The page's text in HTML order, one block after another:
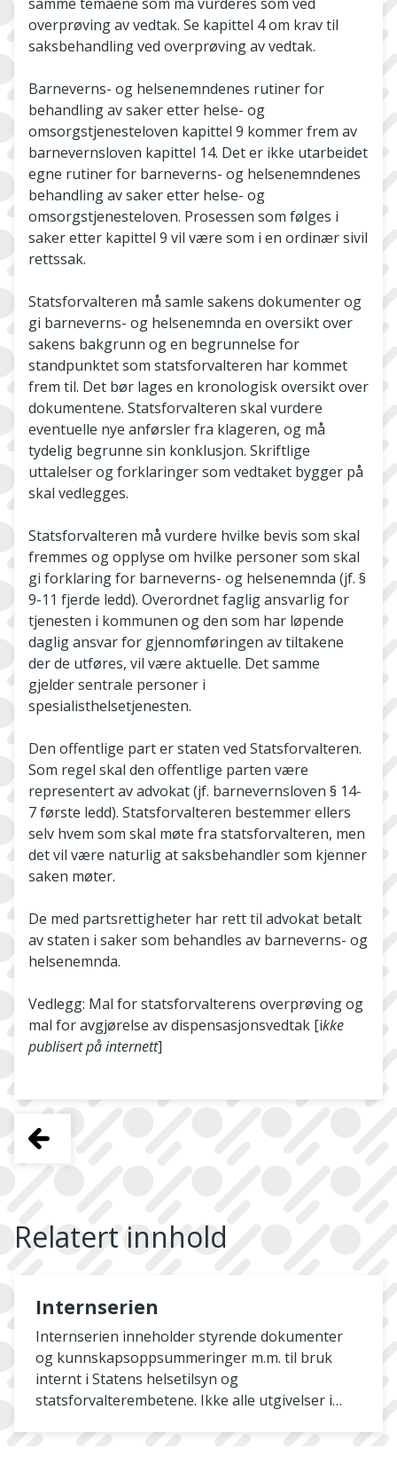
overprøving av vedtak. Se kapittel 4 om krav til
saksbehandling ved overprøving av vedtak.
Barneverns- og helsenemndenes rutiner for
behandling av saker etter helse- og
omsorgstjenesteloven kapittel 9 kommer frem av
barnevernsloven kapittel 14. Det er ikke utarbeidet
egne rutiner for barneverns- og helsenemndenes
behandling av saker etter helse- og
omsorgstjenesteloven. Prosessen som følges i
saker etter kapittel 9 vil være som i en ordinær sivil
rettssak.
Statsforvalteren må samle sakens dokumenter og
gi barneverns- og helsenemnda en oversikt over
sakens bakgrunn og en begrunnelse for
standpunktet som statsforvalteren har kommet
frem til. Det bør lages en kronologisk oversikt over
dokumentene. Statsforvalteren skal vurdere
eventuelle nye anførsler fra klageren, og må
tydelig begrunne sin konklusjon. Skriftlige
uttalelser og forklaringer som vedtaket bygger på
skal vedlegges.
Statsforvalteren må vurdere hvilke bevis som skal
fremmes og opplyse om hvilke personer som skal
gi forklaring for barneverns- og helsenemnda (jf. §
9-11 fjerde ledd). Overordnet faglig ansvarlig for
tjenesten i kommunen og den som har løpende
daglig ansvar for gjennomføringen av tiltakene
der de utføres, vil være aktuelle. Det samme
gjelder sentrale personer i
spesialisthelsetjenesten.
Den offentlige part er staten ved Statsforvalteren.
Som regel skal den offentlige parten være
representert av advokat (jf. barnevernsloven § 14-
7 første ledd). Statsforvalteren bestemmer ellers
selv hvem som skal møte fra statsforvalteren, men
det vil være naturlig at saksbehandler som kjenner
saken møter.
De med partsrettigheter har rett til advokat betalt
av staten i saker som behandles av barneverns- og
helsenemnda.
Vedlegg: Mal for statsforvalterens overprøving og
mal for avgjørelse av dispensasjonsvedtak [ikke
publisert på internett]
Relatert innhold
Internserien
Internserien inneholder styrende dokumenter
og kunnskapsoppsummeringer m.m. til bruk
internt i Statens helsetilsyn og
statsforvalterembetene. Ikke alle utgivelser i